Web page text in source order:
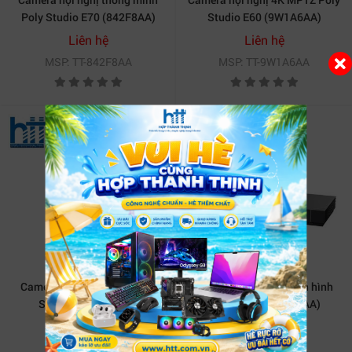
Poly Studio E70 (842F8AA)
Liên hệ
MSP: TT-842F8AA
Studio E60 (9W1A6AA)
Liên hệ
MSP: TT-9W1A6AA
Camera họp trực tuyến Poly
Studio P5-76U43AA
Liên hệ
MSP: TT-76U43AA
Thiết bị hội nghị truyền hình
Poly G7500 (83Z50AA)
Liên hệ
MSP: TT-83Z50AA